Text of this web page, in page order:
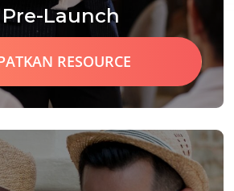
Launch
RESOURCE